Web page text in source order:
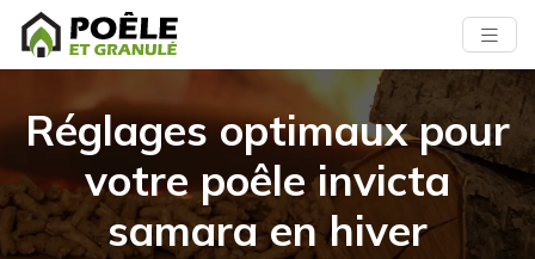
Réglages optimaux pour
votre poêle invicta
samara en hiver